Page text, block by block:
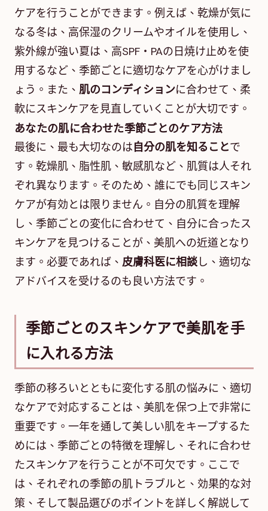
ケアを行うことができます。例えば、乾燥が気に
なる冬は、高保湿のクリームやオイルを使用し、
紫外線が強い夏は、高SPF・PAの日焼け止めを使
用するなど、季節ごとに適切なケアを心がけまし
ょう。また、 肌のコンディションに合わせて、柔
軟にスキンケアを見直していくことが大切です。
あなたの肌に合わせた季節ごとのケア方法
最後に、最も大切なのは自分の肌を知ることで
す。乾燥肌、脂性肌、敏感肌など、肌質は人それ
ぞれ異なります。そのため、誰にでも同じスキン
ケアが有効とは限りません。自分の肌質を理解
し、季節ごとの変化に合わせて、自分に合ったス
キンケアを見つけることが、美肌への近道となり
ます。必要であれば、 皮膚科医に相談し、適切な
アドバイスを受けるのも良い方法です。
季節ごとのスキンケアで美肌を手
に入れる方法
季節の移ろいとともに変化する肌の悩みに、適切
なケアで対応することは、美肌を保つ上で非常に
重要です。一年を通して美しい肌をキープするた
めには、季節ごとの特徴を理解し、それに合わせ
たスキンケアを行うことが不可欠です。ここで
は、それぞれの季節の肌トラブルと、効果的な対
策、そして製品選びのポイントを詳しく解説して